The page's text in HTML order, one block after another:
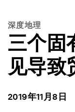
深度地理
三个固
见导致
2019年11月8日